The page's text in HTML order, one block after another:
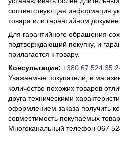
соответствующая информация
товара или гарантийном
Для гарантийного обращения
подтверждающий покупку, и
прилагается к товару.
Консультация: +380 67 524 35
Уважаемые покупатели, в
количество похожих товаров
друга техническими
оформлением заказа получить
совместимость покупаемых
Многоканальный телефон 067